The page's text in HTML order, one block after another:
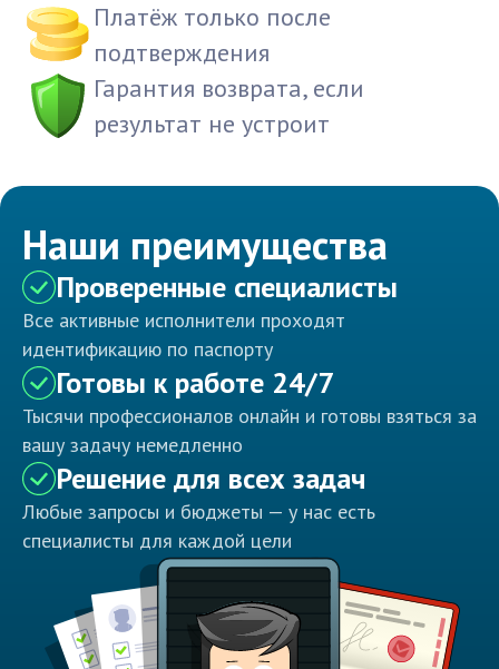
Платёж только после
подтверждения
Гарантия возврата, если
результат не устроит
Наши преимущества
Проверенные специалисты
Все активные исполнители проходят
идентификацию по паспорту
Готовы к работе 24/7
Тысячи профессионалов онлайн и готовы взяться за
вашу задачу немедленно
Решение для всех задач
Любые запросы и бюджеты — у нас есть
специалисты для каждой цели